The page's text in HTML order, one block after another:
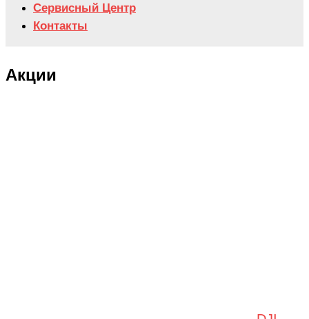
Сервисный Центр
Контакты
Акции